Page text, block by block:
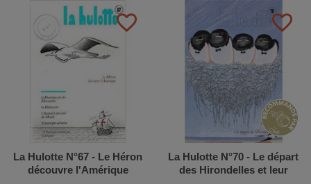
favorite_border
La Hulotte N°67 - Le Héron
découvre l'Amérique
favorite_border
La Hulotte N°70 - Le départ
des Hirondelles et leur